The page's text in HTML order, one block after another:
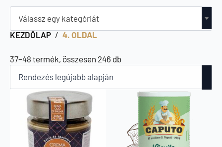
Válassz egy kategóriát
KEZDŐLAP
4. OLDAL
37–48 termék, összesen 246 dbSorted